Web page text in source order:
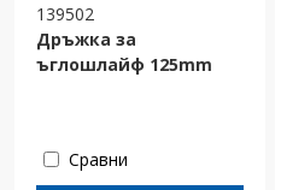
139502
Дръжка за
ъглошлайф 125mm
Сравни